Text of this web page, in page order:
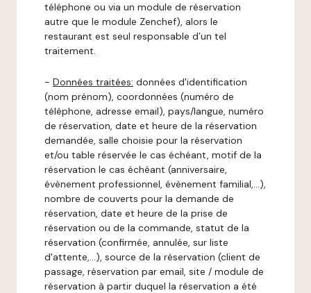
téléphone ou via un module de réservation
autre que le module Zenchef), alors le
restaurant est seul responsable d’un tel
traitement.
- Données traitées: données d'identification
(nom prénom), coordonnées (numéro de
téléphone, adresse email), pays/langue, numéro
de réservation, date et heure de la réservation
demandée, salle choisie pour la réservation
et/ou table réservée le cas échéant, motif de la
réservation le cas échéant (anniversaire,
évènement professionnel, évènement familial,…),
nombre de couverts pour la demande de
réservation, date et heure de la prise de
réservation ou de la commande, statut de la
réservation (confirmée, annulée, sur liste
d'attente,…), source de la réservation (client de
passage, réservation par email, site / module de
réservation à partir duquel la réservation a été